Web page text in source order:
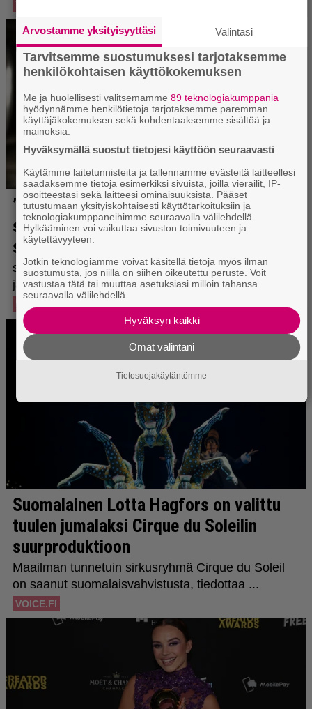
Arvostamme yksityisyyttäsi Valintasi
Tarvitsemme suostumuksesi tarjotaksemme
henkilökohtaisen käyttökokemuksen
Me ja huolellisesti valitsemamme89 teknologiakumppania
hyödynnämme henkilötietoja tarjotaksemme paremman
käyttäjäkokemuksen sekä kohdentaaksemme sisältöä ja
mainoksia.
Hyväksymällä suostut tietojesi käyttöön seuraavasti
Käytämme laitetunnisteita ja tallennamme evästeitä laitteellesi
saadaksemme tietoja esimerkiksi sivuista, joilla vierailit, IP-
osoitteestasi sekä laitteesi ominaisuuksista. Pääset
tutustumaan yksityiskohtaisesti käyttötarkoituksiin ja
teknologiakumppaneihimme seuraavalla välilehdellä.
Hylkääminen voi vaikuttaa sivuston toimivuuteen ja
käytettävyyteen.
Jotkin teknologiamme voivat käsitellä tietoja myös ilman
suostumusta, jos niillä on siihen oikeutettu peruste. Voit
vastustaa tätä tai muuttaa asetuksiasi milloin tahansa
seuraavalla välilehdellä.
Hyväksyn kaikki
Omat valintani
Tietosuojakäytäntömme